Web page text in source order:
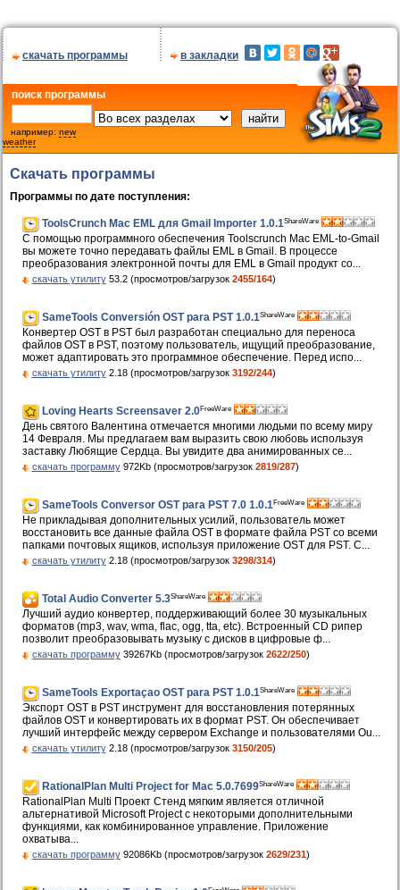
скачать программы в закладки
поиск программы
например: new
weather
Скачать программы
Программы по дате поступления:
ToolsCrunch Mac EML для Gmail Importer 1.0.1ShareWare
С помощью программного обеспечения Toolscrunch Mac EML-to-Gmail
вы можете точно передавать файлы EML в Gmail. В процессе
преобразования электронной почты для EML в Gmail продукт со...
скачать утилиту53.2 (просмотров/загрузок 2455/164)
SameTools Conversión OST para PST 1.0.1ShareWare
Конвертер OST в PST был разработан специально для переноса
файлов OST в PST, поэтому пользователь, ищущий преобразование,
может адаптировать это программное обеспечение. Перед испо...
скачать утилиту2.18 (просмотров/загрузок 3192/244)
Loving Hearts Screensaver 2.0FreeWare
День святого Валентина отмечается многими людьми по всему миру
14 Февраля. Мы предлагаем вам выразить свою любовь используя
заставку Любящие Сердца. Вы увидите два анимированных се...
скачать программу972Kb (просмотров/загрузок 2819/287)
SameTools Conversor OST para PST 7.0 1.0.1FreeWare
Не прикладывая дополнительных усилий, пользователь может
восстановить все данные файла OST в формате файла PST со всеми
папками почтовых ящиков, используя приложение OST для PST. С...
скачать утилиту2.18 (просмотров/загрузок 3298/314)
Total Audio Converter 5.3ShareWare
Лучший аудио конвертер, поддерживающий более 30 музыкальных
форматов (mp3, wav, wma, flac, ogg, tta, etc). Встроенный CD рипер
позволит преобразовывать музыку с дисков в цифровые ф...
скачать программу39267Kb (просмотров/загрузок 2622/250)
SameTools Exportaçao OST para PST 1.0.1ShareWare
Экспорт OST в PST инструмент для восстановления потерянных
файлов OST и конвертировать их в формат PST. Он обеспечивает
лучший интерфейс между сервером Exchange и пользователями Ou...
скачать утилиту2.18 (просмотров/загрузок 3150/205)
RationalPlan Multi Project for Mac 5.0.7699ShareWare
RationalPlan Multi Проект Стенд мягким является отличной
альтернативой Microsoft Project с некоторыми дополнительными
функциями, как комбинированное управление. Приложение
охватыва...
скачать программу92086Kb (просмотров/загрузок 2629/231)